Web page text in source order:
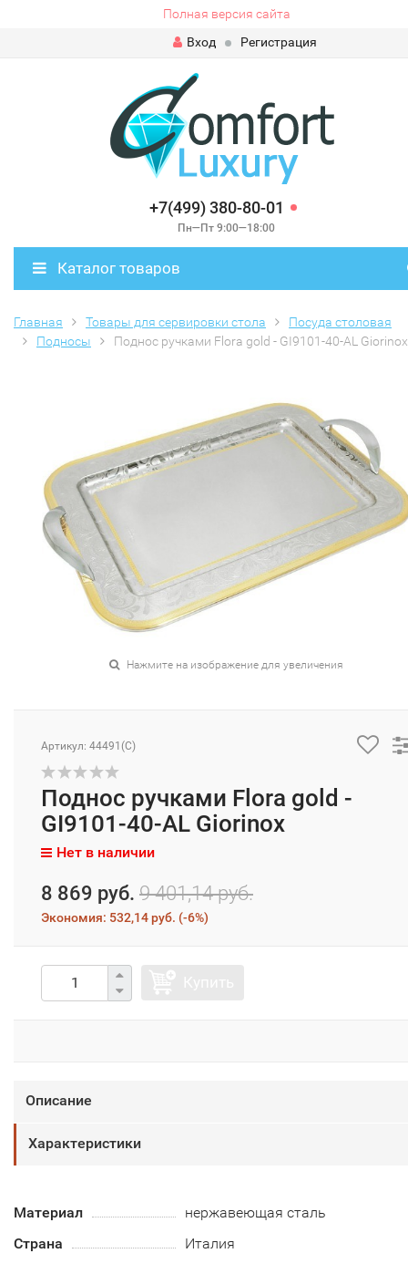
Полная версия сайта
Вход
Регистрация
+7(499) 380-80-01
Пн—Пт 9:00—18:00
Каталог товаров
Главная Товары для сервировки стола
Посуда столовая
Подносы
Поднос ручками Flora gold - GI9101-40-AL Giorinox
Нажмите на изображение для увеличения
Артикул: 44491(C)
Поднос ручками Flora gold -
GI9101-40-AL Giorinox
Нет в наличии
8 869 руб. 9 401,14 руб.
Экономия: 532,14 руб. (-6%)
Описание
Характеристики
Материал
нержавеющая сталь
Страна
Италия